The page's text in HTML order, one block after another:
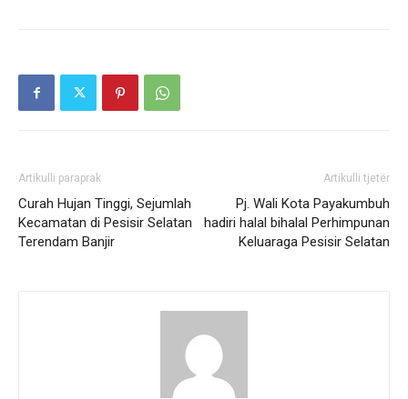
Artikulli paraprak
Curah Hujan Tinggi, Sejumlah
Kecamatan di Pesisir Selatan
Terendam Banjir
Artikulli tjetër
Pj. Wali Kota Payakumbuh
hadiri halal bihalal Perhimpunan
Keluaraga Pesisir Selatan